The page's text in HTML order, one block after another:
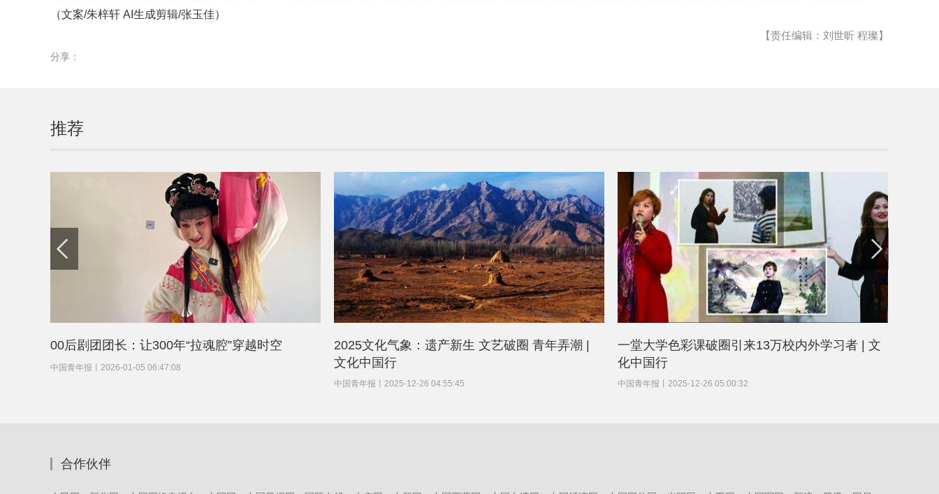
（文案/朱梓轩 AI生成剪辑/张玉佳）
【责任编辑：刘世昕 程璨】
分享：
推荐
00后剧团团长：让300年“拉魂腔”穿越时空
中国青年报 2026-01-05 06:47:08
2025文化气象：遗产新生 文艺破圈 青年弄潮 |
文化中国行
中国青年报 2025-12-26 04:55:45
一堂大学色彩课破圈引来13万校内外学习者 | 文
化中国行
中国青年报 2025-12-26 05:00:32
合作伙伴